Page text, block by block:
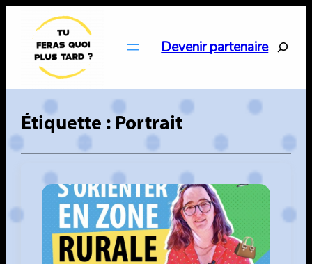
contenu
Devenir partenaireSearch
Étiquette : Portrait